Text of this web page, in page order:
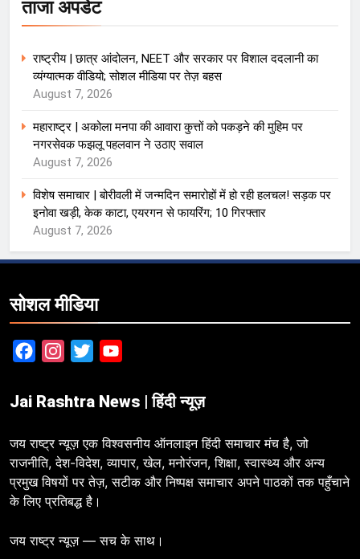
ताजा अपडेट
राष्ट्रीय | छात्र आंदोलन, NEET और सरकार पर विशाल ददलानी का
व्यंग्यात्मक वीडियो; सोशल मीडिया पर तेज़ बहस
August 7, 2026
महाराष्ट्र | अकोला मनपा की आवारा कुत्तों को पकड़ने की मुहिम पर
नगरसेवक फझलू पहलवान ने उठाए सवाल
August 7, 2026
विशेष समाचार | बोरीवली में जन्मदिन समारोहों में हो रही हलचल! सड़क पर
इनोवा खड़ी, केक काटा, एयरगन से फायरिंग; 10 गिरफ्तार
August 7, 2026
सोशल मीडिया
FacebookInstagram
Twitter
Jai Rashtra News | हिंदी न्यूज़
जय राष्ट्र न्यूज़ एक विश्वसनीय ऑनलाइन हिंदी समाचार मंच है, जो
राजनीति, देश-विदेश, व्यापार, खेल, मनोरंजन, शिक्षा, स्वास्थ्य और अन्य
प्रमुख विषयों पर तेज़, सटीक और निष्पक्ष समाचार अपने पाठकों तक पहुँचाने
के लिए प्रतिबद्ध है।
जय राष्ट्र न्यूज़ — सच के साथ।